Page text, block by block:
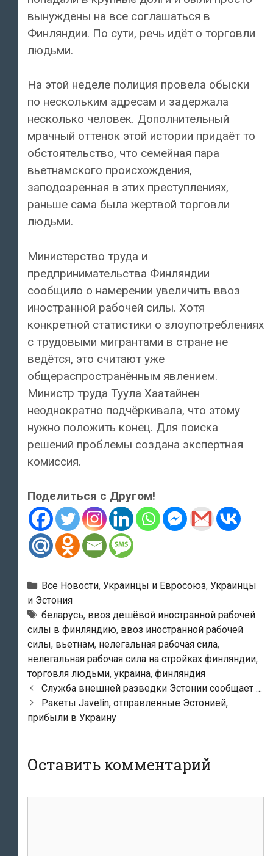
вынуждены на все соглашаться в
Финляндии. По сути, речь идёт о торговли
людьми.
На этой неделе полиция провела обыски
по нескольким адресам и задержала
несколько человек. Дополнительный
мрачный оттенок этой истории придаёт то
обстоятельство, что семейная пара
вьетнамского происхождения,
заподозренная в этих преступлениях,
раньше сама была жертвой торговли
людьми.
Министерство труда и
предпринимательства Финляндии
сообщило о намерении увеличить ввоз
иностранной рабочей силы. Хотя
конкретной статистики о злоупотреблениях
с трудовыми мигрантами в стране не
ведётся, это считают уже
общераспространённым явлением.
Министр труда Туула Хаатайнен
неоднократно подчёркивала, что этому
нужно положить конец. Для поиска
решений проблемы создана экспертная
комиссия.
Поделиться с Другом!
Рубрики
Все Новости, Украинцы и Евросоюз, Украинцы
и Эстония
Метки
беларусь, ввоз дешёвой иностранной рабочей
силы в финляндию, ввоз иностранной рабочей
силы, вьетнам, нелегальная рабочая сила,
нелегальная рабочая сила на стройках финляндии,
торговля людьми, украина, финляндия
Навигация
по
записям
Служба внешней разведки Эстонии сообщает …
Ракеты Javelin, отправленные Эстонией,
прибыли в Украину
Оставить комментарий